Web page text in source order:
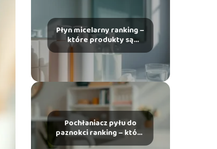
Płyn micelarny ranking –
które produkty są
najlepsze?
Pochłaniacz pyłu do
paznokci ranking – który
wybrać?